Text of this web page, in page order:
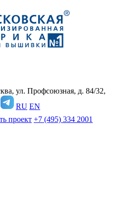
ул. Профсоюзная, д. 84/32,
RU EN
проект +7 (495) 334 2001